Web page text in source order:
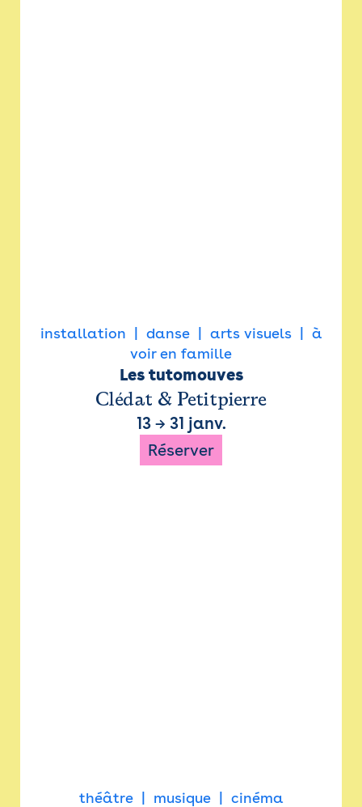
installation danse arts visuels
à
voir en famille
Les tutomouves
Clédat & Petitpierre
13→ 31 janv.
Réserver
théâtre musique
cinéma